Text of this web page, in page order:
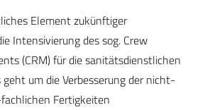
Element zukünftiger
Intensivierung des sog. Crew
(CRM) für die sanitätsdienstlichen
um die Verbesserung der nicht-
Fertigkeiten